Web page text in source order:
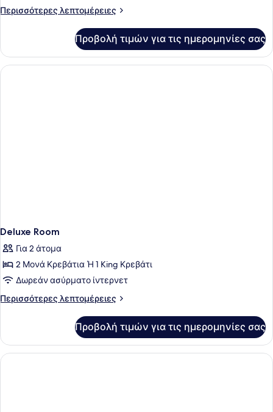
Περισσότερες λεπτομέρειες
Περισσότερες
Double
Room
Προβολή τιμών για τις ημερομηνίες σας
Deluxe Room
Για 2 άτομα
2 Μονά Κρεβάτια Ή 1 King Κρεβάτι
Δωρεάν ασύρματο ίντερνετ
Περισσότερες λεπτομέρειες
Περισσότερες
Room
Προβολή τιμών για τις ημερομηνίες σας